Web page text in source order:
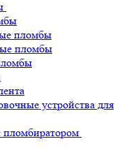
пломбы
пломбы
устройства для